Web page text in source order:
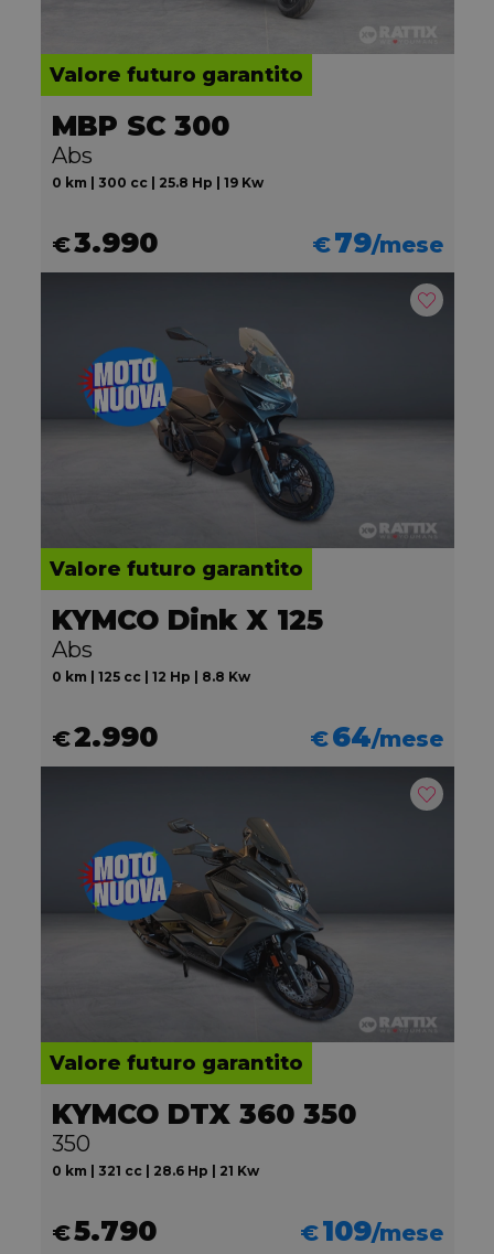
Valore futuro garantito
MBP SC 300
Abs
0 km | 300 cc | 25.8 Hp | 19 Kw
€3.990 €79/mese
Valore futuro garantito
KYMCO Dink X 125
Abs
0 km | 125 cc | 12 Hp | 8.8 Kw
€2.990 €64/mese
Valore futuro garantito
KYMCO DTX 360 350
350
0 km | 321 cc | 28.6 Hp | 21 Kw
€5.790 €109/mese